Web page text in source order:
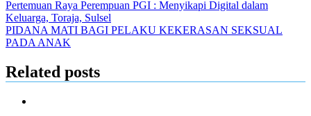
Pertemuan Raya Perempuan PGI : Menyikapi Digital dalam
Keluarga, Toraja, Sulsel
PIDANA MATI BAGI PELAKU KEKERASAN SEKSUAL
PADA ANAK
Related posts